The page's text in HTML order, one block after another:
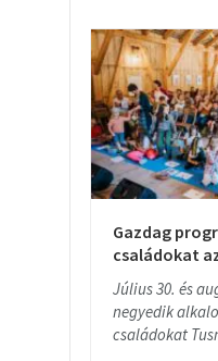
Gazdag
családokat
Július 30. és
negyedik
családokat